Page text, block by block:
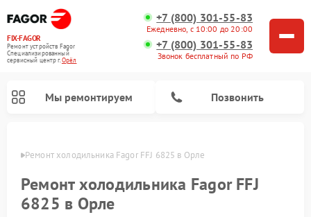
FIX-FAGOR
Ремонт устройств Fagor
Специализированный
cервисный центр г.Орёл
+7 (800) 301-55-83
Ежедневно, с 10:00 до 20:00
+7 (800) 301-55-83
Звонок бесплатный по РФ
Мы ремонтируем Позвонить
Ремонт холодильника Fagor FFJ 6825 в Орле
Ремонт холодильника Fagor FFJ
6825 в Орле